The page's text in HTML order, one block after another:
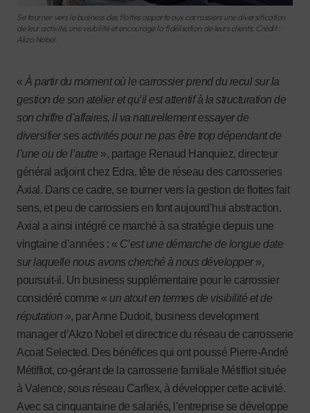
Se tourner vers le business des flottes apporte aux carrossiers une diversification
de leur activité, une visibilité et encourage la fidélisation de leurs clients. Crédit :
Akzo Nobel.
« À partir du moment où le carrossier prend du recul sur la
gestion de son atelier et qu’il est attentif à la structuration de
son chiffre d’affaires, il va naturellement essayer de
diversifier ses activités pour ne pas être trop dépendant de
l’une ou de l’autre », partage Renaud Hanquiez, directeur
général adjoint chez Edra, tête de réseau des carrosseries
Axial. Dans ce cadre, se tourner vers la gestion de flottes fait
sens, et peu de carrossiers en font aujourd’hui abstraction.
Axial a ainsi intégré ce marché à sa stratégie depuis une
vingtaine d’années : « C’est une démarche de longue date
sur laquelle nous avons cherché à nous développer»,
poursuit-il. Un business supplémentaire pour le carrossier
considéré comme « un atout en termes de visibilité et de
réputation », par Anne Dudoit, business development
manager d’Akzo Nobel et directrice du réseau de carrosserie
Acoat Selected. Des bénéfices qui ont poussé Pierre-André
Métiffiot, co-gérant de la carrosserie familiale Métiffiot située
à Valence, sous réseau Carflex, à développer cette activité.
Avec sa cinquantaine de salariés, l’entreprise se développe